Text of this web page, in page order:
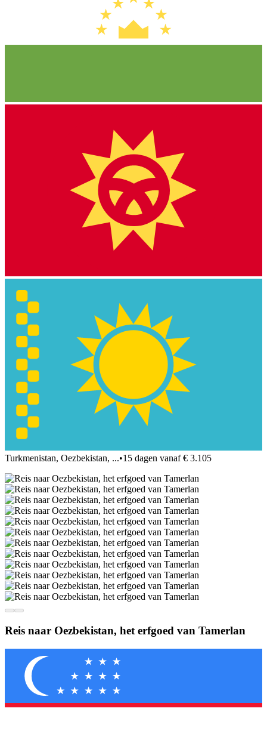
Turkmenistan, Oezbekistan, ...•15 dagen vanaf € 3.105
Reis naar Oezbekistan, het erfgoed van Tamerlan